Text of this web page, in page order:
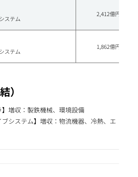
ステム
2,412億円
ステム
1,862億円
）
】増収：製鉄機械、環境設備
ブシステム】増収：物流機器、冷熱、エ